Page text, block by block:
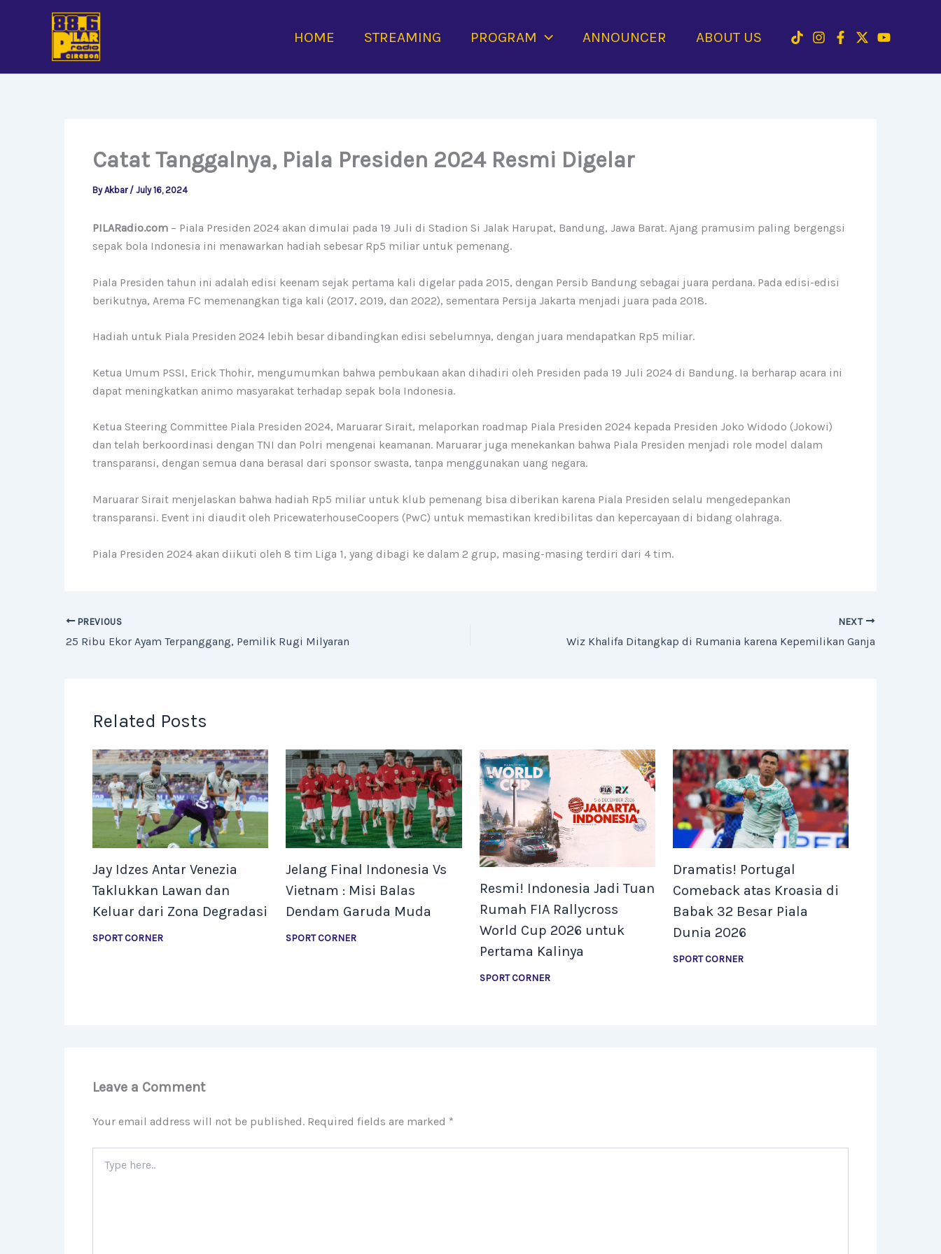
HOME STREAMING PROGRAM ANNOUNCER ABOUT US
Catat Tanggalnya, Piala Presiden 2024 Resmi Digelar
ByAkbar / July 16, 2024
PILARadio.com – Piala Presiden 2024 akan dimulai pada 19 Juli di Stadion Si Jalak Harupat, Bandung, Jawa Barat. Ajang pramusim paling bergengsi
sepak bola Indonesia ini menawarkan hadiah sebesar Rp5 miliar untuk pemenang.
Piala Presiden tahun ini adalah edisi keenam sejak pertama kali digelar pada 2015, dengan Persib Bandung sebagai juara perdana. Pada edisi-edisi
berikutnya, Arema FC memenangkan tiga kali (2017, 2019, dan 2022), sementara Persija Jakarta menjadi juara pada 2018.
Hadiah untuk Piala Presiden 2024 lebih besar dibandingkan edisi sebelumnya, dengan juara mendapatkan Rp5 miliar.
Ketua Umum PSSI, Erick Thohir, mengumumkan bahwa pembukaan akan dihadiri oleh Presiden pada 19 Juli 2024 di Bandung. Ia berharap acara ini
dapat meningkatkan animo masyarakat terhadap sepak bola Indonesia.
Ketua Steering Committee Piala Presiden 2024, Maruarar Sirait, melaporkan roadmap Piala Presiden 2024 kepada Presiden Joko Widodo (Jokowi)
dan telah berkoordinasi dengan TNI dan Polri mengenai keamanan. Maruarar juga menekankan bahwa Piala Presiden menjadi role model dalam
transparansi, dengan semua dana berasal dari sponsor swasta, tanpa menggunakan uang negara.
Maruarar Sirait menjelaskan bahwa hadiah Rp5 miliar untuk klub pemenang bisa diberikan karena Piala Presiden selalu mengedepankan
transparansi. Event ini diaudit oleh PricewaterhouseCoopers (PwC) untuk memastikan kredibilitas dan kepercayaan di bidang olahraga.
Piala Presiden 2024 akan diikuti oleh 8 tim Liga 1, yang dibagi ke dalam 2 grup, masing-masing terdiri dari 4 tim.
PREVIOUS
25 Ribu Ekor Ayam Terpanggang, Pemilik Rugi Milyaran
NEXT
Wiz Khalifa Ditangkap di Rumania karena Kepemilikan Ganja
Related Posts
Jay Idzes Antar Venezia
Taklukkan Lawan dan
Keluar dari Zona Degradasi
SPORT CORNER
Jelang Final Indonesia Vs
Vietnam : Misi Balas
Dendam Garuda Muda
SPORT CORNER
Resmi! Indonesia Jadi Tuan
Rumah FIA Rallycross
World Cup 2026 untuk
Pertama Kalinya
SPORT CORNER
Dramatis! Portugal
Comeback atas Kroasia di
Babak 32 Besar Piala
Dunia 2026
SPORT CORNER
Leave a Comment
Your email address will not be published. Required fields are marked *
here..